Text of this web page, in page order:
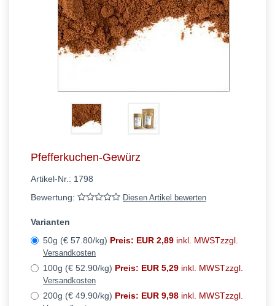
Pfefferkuchen-Gewürz
Artikel-Nr.: 1798
Bewertung:
Diesen Artikel bewerten
Varianten
50g (€ 57.80/kg) Preis: EUR 2,89 inkl. MWSTzzgl.
Versandkosten
100g (€ 52.90/kg) Preis: EUR 5,29 inkl. MWSTzzgl.
Versandkosten
200g (€ 49.90/kg) Preis: EUR 9,98 inkl. MWSTzzgl.